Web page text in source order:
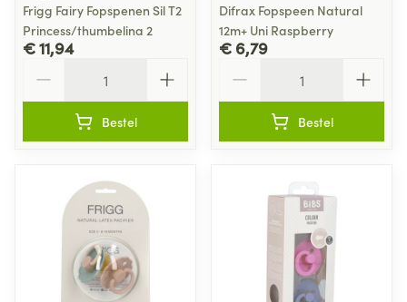
Frigg Fairy Fopspenen Sil T2
Princess/thumbelina 2
€ 11,94
Bestel
Difrax Fopspeen Natural
12m+ Uni Raspberry
€ 6,79
Bestel